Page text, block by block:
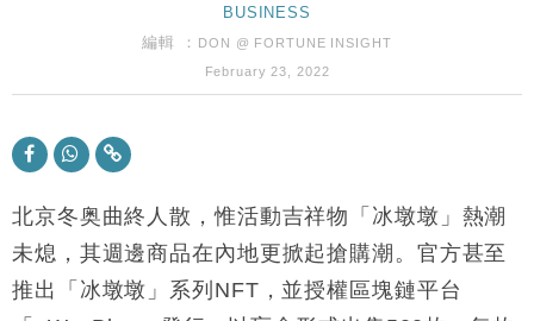
國際｜特朗普料美伊戰事快結束 承認部分彈藥庫存緊
財經｜SA售股自救後再出手 斥4億美元押注未上市公
司
18:31
47仙
及消費表現
16:47
本地｜假冒內地執法人員要求交「保證金」 43歲女子
16:05
BUSINESS
編輯 ：
DON @ FORTUNE INSIGHT
February 23, 2022
北京冬奥曲終人散，惟活動吉祥物「冰墩墩」熱潮
未熄，其週邊商品在內地更掀起搶購潮。官方甚至
推出「冰墩墩」系列 NFT ，並授權區塊鏈平台